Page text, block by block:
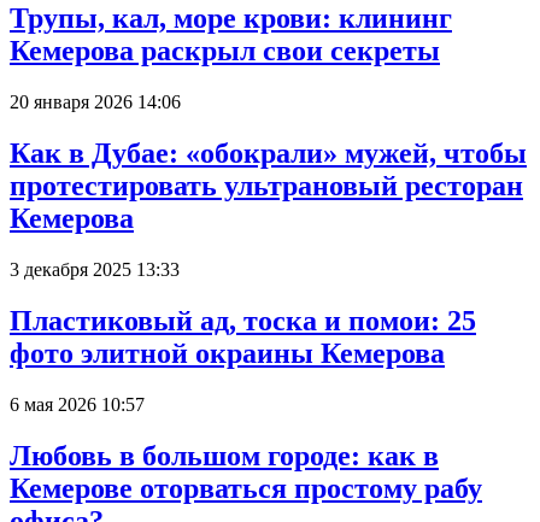
Трупы, кал, море крови: клининг
Кемерова раскрыл свои секреты
20 января 2026 14:06
Как в Дубае: «обокрали» мужей, чтобы
протестировать ультрановый ресторан
Кемерова
3 декабря 2025 13:33
Пластиковый ад, тоска и помои: 25
фото элитной окраины Кемерова
6 мая 2026 10:57
Любовь в большом городе: как в
Кемерове оторваться простому рабу